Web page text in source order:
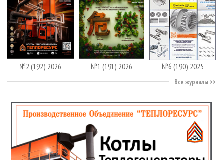
№2 (192) 2026 №1 (191) 2026 №6 (190) 2025
Все журналы